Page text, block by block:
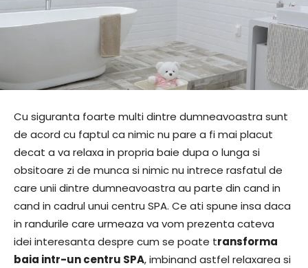
Cu siguranta foarte multi dintre dumneavoastra sunt
de acord cu faptul ca nimic nu pare a fi mai placut
decat a va relaxa in propria baie dupa o lunga si
obsitoare zi de munca si nimic nu intrece rasfatul de
care unii dintre dumneavoastra au parte din cand in
cand in cadrul unui centru SPA. Ce ati spune insa daca
in randurile care urmeaza va vom prezenta cateva
idei interesanta despre cum se poate transforma
baia intr-un centru SPA, imbinand astfel relaxarea si